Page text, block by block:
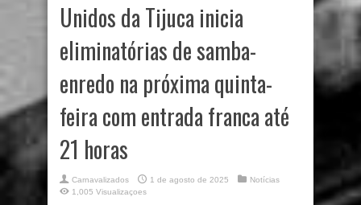
Unidos da Tijuca inicia
eliminatórias de samba-
enredo na próxima quinta-
feira com entrada franca até
21 horas
Carnavalizados 1 de agosto de 2025
Notícias
1,005 Visualizaçoes